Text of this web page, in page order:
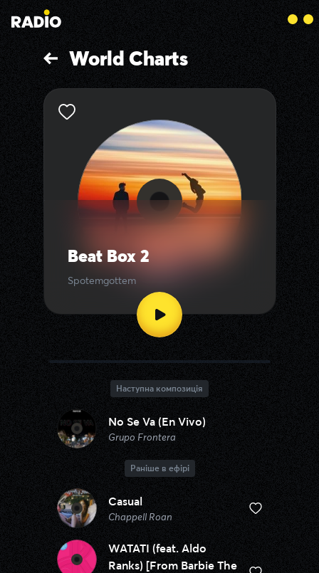
World Charts
Beat Box 2
Spotemgottem
Наступна композиція
No Se Va (En Vivo)
Grupo Frontera
Раніше в ефірі
Casual
Chappell Roan
WATATI (feat. Aldo
Ranks) [From Barbie The